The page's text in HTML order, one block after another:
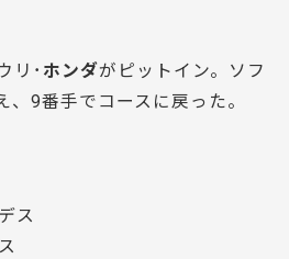
リ･ ホンダがピットイン。ソフ
、9番手でコースに戻った。
ス